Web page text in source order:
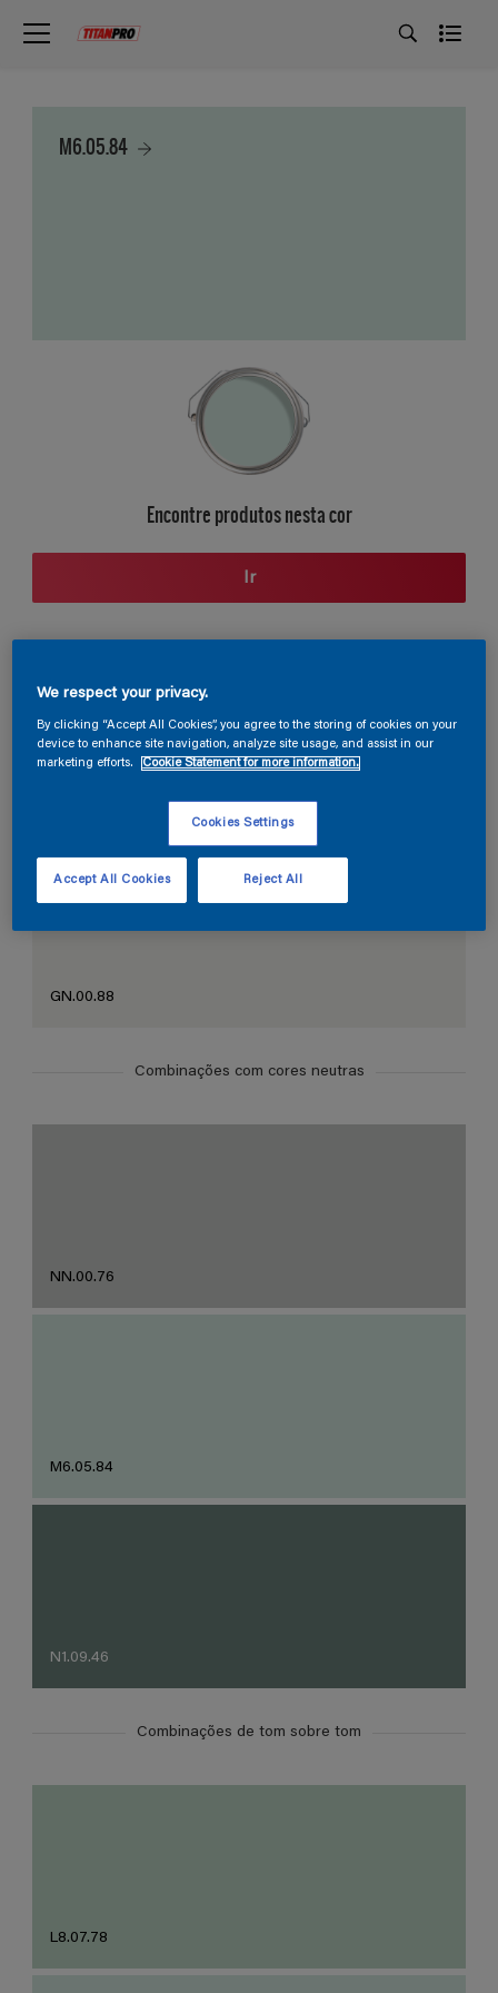
M6.05.84
Encontre produtos nesta cor
Ir
Seção de cores
GN.00.88
Combinações com cores neutras
NN.00.76
M6.05.84
N1.09.46
Combinações de tom sobre tom
L8.07.78
We respect your privacy.
By clicking “Accept All Cookies”, you agree to the storing of cookies on your
device to enhance site navigation, analyze site usage, and assist in our
marketing efforts.
Cookie Statement for more information.
Cookies Settings
Reject All
Accept All Cookies